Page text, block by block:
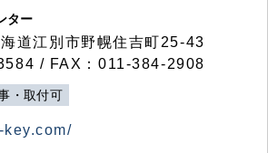
ター
道江別市野幌住吉町25-43
/ FAX：011-384-2908
・取付可